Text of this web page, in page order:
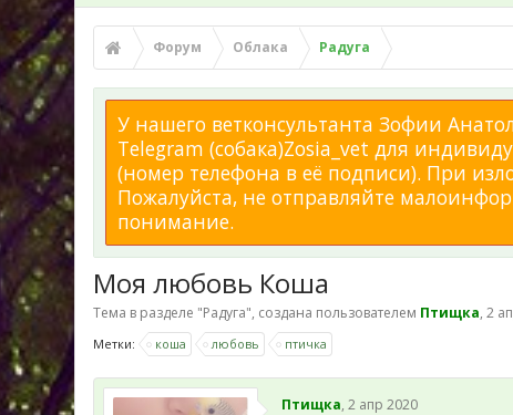
Форум Облака Радуга
У нашего ветконсультанта Зофии
Telegram (собака)Zosia_vet для
(номер телефона в её подписи). При
Пожалуйста, не отправляйте
понимание.
Моя любовь Коша
Тема в разделе "Радуга", создана пользователем Птищка,2
Метки: коша любовь птичка
Птищка, 2 апр 2020